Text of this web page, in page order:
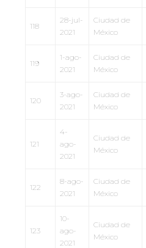
118
28-jul-
2021
Ciudad de
México
119
1-ago-
2021
Ciudad de
México
120
3-ago-
2021
Ciudad de
México
121
4-
ago-
2021
Ciudad de
México
122
8-ago-
2021
Ciudad de
México
123
10-
ago-
2021
Ciudad de
México